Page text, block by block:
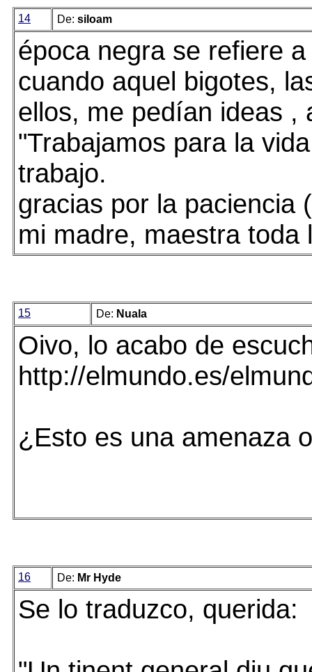
14 De: siloam
época negra se refiere
cuando aquel bigotes,
ellos, me pedían ideas ,
"Trabajamos para la
trabajo.
gracias por la paciencia
mi madre, maestra toda
15 De: Nuala
Oivo, lo acabo de
http://elmundo.es/
¿Esto es una amenaza
16 De: Mr Hyde
Se lo traduzco, querida: